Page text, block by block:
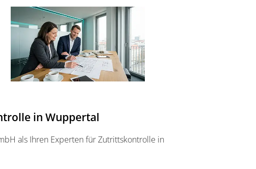
in Wuppertal
als Ihren Experten für Zutrittskontrolle in